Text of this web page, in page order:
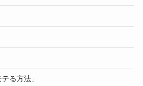
る方法」